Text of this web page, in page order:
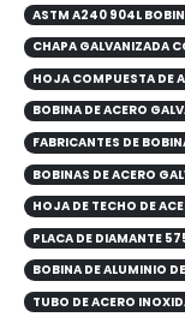
ASTM A240 904L
CHAPA GALVANIZADA
HOJA COMPUESTA DE
BOBINA DE ACERO
FABRICANTES DE
BOBINAS DE ACERO
HOJA DE TECHO DE
PLACA DE DIAMANTE
BOBINA DE ALUMINIO
TUBO DE ACERO